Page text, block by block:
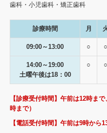
歯科・小児歯科・矯正歯科
診療時間 月
09:00～13:00 ○ ○
14:00～19:00
土曜午後は18：00
○ ○
【診療受付時間】午前は12時ま
時まで）
【電話受付時間】午前は9時か